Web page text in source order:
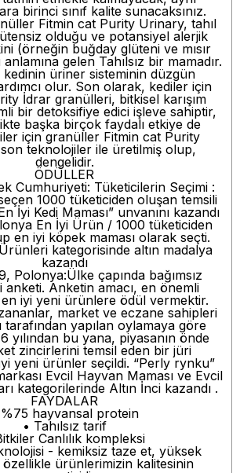
birinci sınıf kalite sunacaksınız.
Fitmin cat Purity Urinary, tahıl
olduğu ve potansiyel alerjik
(örneğin buğday glüteni ve mısır
gelen Tahılsız bir mamadır.
kedinin üriner sisteminin düzgün
olur. Son olarak, kediler için
İdrar granülleri, bitkisel karışım
bir detoksifiye edici işleve sahiptir,
başka birçok faydalı etkiye de
için granüller Fitmin cat Purity
teknolojiler ile üretilmiş olup,
dengelidir.
ÖDÜLLER
Cumhuriyeti: Tüketicilerin Seçimi :
1000 tüketiciden oluşan temsili
İyi Kedi Maması” unvanını kazandı
En İyi Ürün / 1000 tüketiciden
en iyi köpek maması olarak seçti.
kategorisinde altın madalya
kazandı
Polonya:Ülke çapında bağımsız
anketi. Anketin amacı, en önemli
iyi yeni ürünlere ödül vermektir.
market ve eczane sahipleri
tarafından yapılan oylamaya göre
yılından bu yana, piyasanın önde
zincirlerini temsil eden bir jüri
yeni ürünler seçildi. “Perly rynku”
Evcil Hayvan Maması ve Evcil
kategorilerinde Altın İnci kazandı .
FAYDALAR
hayvansal protein
• Tahılsız tarif
Canlılık kompleksi
- kemiksiz taze et, yüksek
ürünlerimizin kalitesinin